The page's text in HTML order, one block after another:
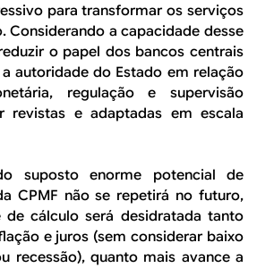
para transformar os serviços
Considerando a capacidade desse
o papel dos bancos centrais
autoridade do Estado em relação
regulação e supervisão
revistas e adaptadas em escala
suposto enorme potencial de
CPMF não se repetirá no futuro,
de cálculo será desidratada tanto
e juros (sem considerar baixo
recessão), quanto mais avance a